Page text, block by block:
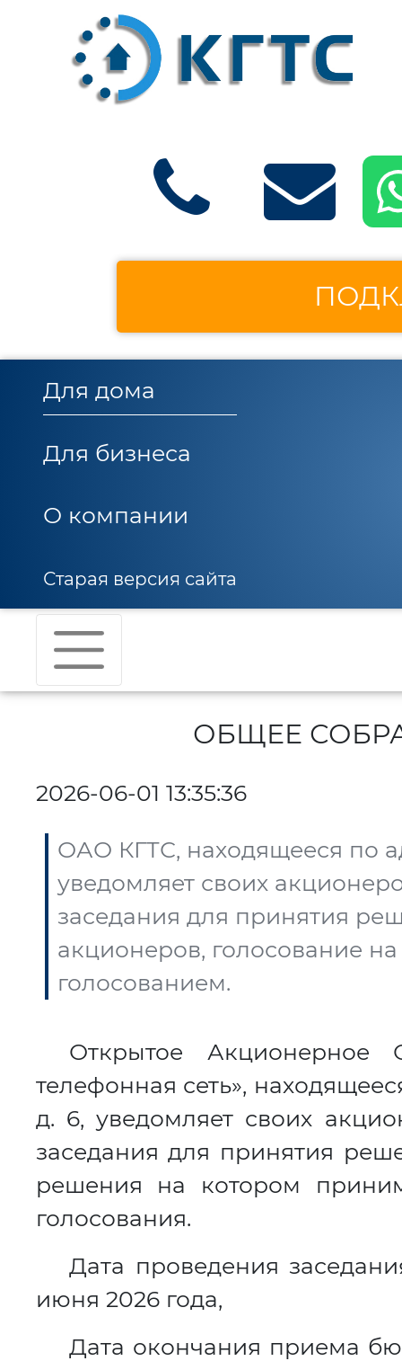
Для дома
Для бизнеса
О компании
Старая версия сайта
ОБЩЕЕ
2026-06-01 13:35:36
ОАО КГТС, находящееся по
уведомляет своих
заседания для принятия
акционеров, голосование
голосованием.
Открытое Акционерное
телефонная сеть»,
д. 6, уведомляет своих
заседания для принятия
решения на котором
голосования.
Дата проведения
июня 2026 года,
Дата окончания приема